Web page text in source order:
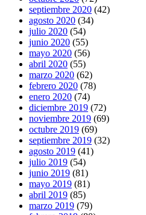
septiembre 2020 (42)
agosto 2020 (34)
julio 2020 (54)
junio 2020 (55)
mayo 2020 (56)
abril 2020 (55)
marzo 2020 (62)
febrero 2020 (78)
enero 2020 (74)
diciembre 2019 (72)
noviembre 2019 (69)
octubre 2019 (69)
septiembre 2019 (32)
agosto 2019 (41)
julio 2019 (54)
junio 2019 (81)
mayo 2019 (81)
abril 2019 (85)
marzo 2019 (79)